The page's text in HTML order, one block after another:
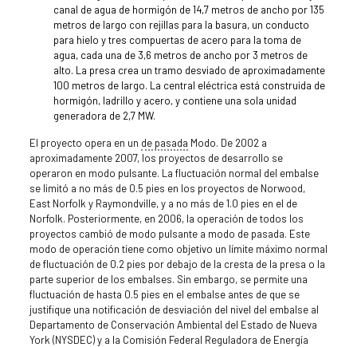
canal de agua de hormigón de 14,7 metros de ancho por 135
metros de largo con rejillas para la basura, un conducto
para hielo y tres compuertas de acero para la toma de
agua, cada una de 3,6 metros de ancho por 3 metros de
alto. La presa crea un tramo desviado de aproximadamente
100 metros de largo. La central eléctrica está construida de
hormigón, ladrillo y acero, y contiene una sola unidad
generadora de 2,7 MW.
El proyecto opera en un de pasada Modo. De 2002 a
aproximadamente 2007, los proyectos de desarrollo se
operaron en modo pulsante. La fluctuación normal del embalse
se limitó a no más de 0.5 pies en los proyectos de Norwood,
East Norfolk y Raymondville, y a no más de 1.0 pies en el de
Norfolk. Posteriormente, en 2006, la operación de todos los
proyectos cambió de modo pulsante a modo de pasada. Este
modo de operación tiene como objetivo un límite máximo normal
de fluctuación de 0.2 pies por debajo de la cresta de la presa o la
parte superior de los embalses. Sin embargo, se permite una
fluctuación de hasta 0.5 pies en el embalse antes de que se
justifique una notificación de desviación del nivel del embalse al
Departamento de Conservación Ambiental del Estado de Nueva
York (NYSDEC) y a la Comisión Federal Reguladora de Energía